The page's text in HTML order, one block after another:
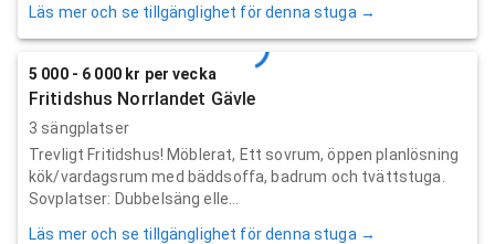
Läs mer och se tillgänglighet för denna stuga →
5 000 - 6 000 kr per vecka
Fritidshus Norrlandet Gävle
3 sängplatser
Trevligt Fritidshus! Möblerat, Ett sovrum, öppen planlösning
kök/vardagsrum med bäddsoffa, badrum och tvättstuga.
Sovplatser: Dubbelsäng elle...
Läs mer och se tillgänglighet för denna stuga →